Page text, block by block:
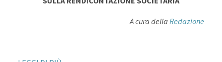
A cura dellaRedazione